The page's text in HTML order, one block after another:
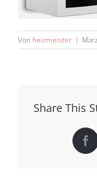
Von heizmeister |
Share This